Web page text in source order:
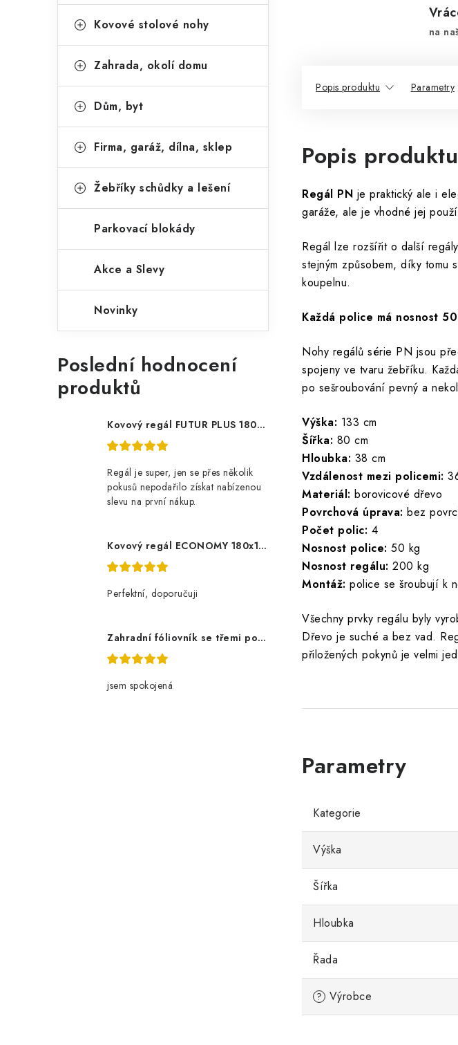
Kovové stolové nohy
Zahrada, okolí domu
Dům, byt
Firma, garáž, dílna, sklep
Žebříky schůdky a lešení
Parkovací blokády
Akce a Slevy
Novinky
Poslední hodnocení
produktů
Kovový regál FUTUR PLUS 180x120x45 5 polic Nosnost 1000 KG - pozinkovaný
Regál je super, jen se přes několik
pokusů nepodařilo získat nabízenou
slevu na první nákup.
Kovový regál ECONOMY 180x120x60 5 polic - pozinkovaný
Perfektní, doporučuji
Zahradní fóliovník se třemi policemi
jsem spokojená
na
Popis produktu Parametry
Popis produktu
Regál PN je praktický ale i
garáže, ale je vhodné jej
Regál lze rozšířit o další
stejným způsobem, díky tomu
koupelnu.
Každá police má nosnost
Nohy regálů série PN jsou
spojeny ve tvaru žebříku.
po sešroubování pevný a
Výška: 133 cm
Šířka: 80 cm
Hloubka: 38 cm
Vzdálenost mezi policemi:
Materiál: borovicové dřevo
Povrchová úprava: bez
Počet polic: 4
Nosnost police: 50 kg
Nosnost regálu: 200 kg
Montáž: police se šroubují k
Všechny prvky regálu byly
Dřevo je suché a bez vad.
přiložených pokynů je velmi
Kategorie
Výška
Šířka
Hloubka
Řada
? Výrobce